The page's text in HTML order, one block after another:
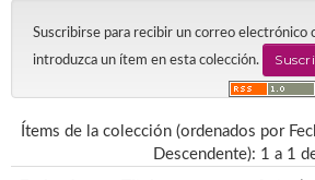
Suscribirse para recibir un correo electrónico
introduzca un ítem en esta colección.
Ítems de la colección (ordenados por
Descendente): 1 a 1